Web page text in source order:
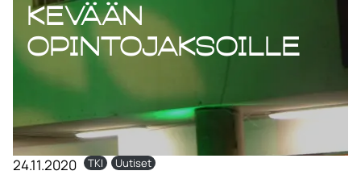
kevään
opintojaksoille
24.11.2020 TKI Uutiset